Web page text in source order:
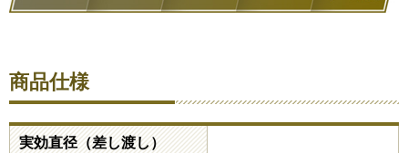
商品仕様
実効直径（差し渡し）